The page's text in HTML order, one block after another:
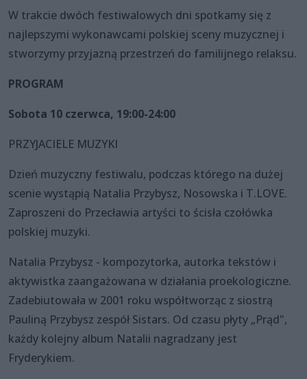
W trakcie dwóch festiwalowych dni spotkamy się z
najlepszymi wykonawcami polskiej sceny muzycznej i
stworzymy przyjazną przestrzeń do familijnego relaksu.
PROGRAM
Sobota 10 czerwca, 19:00-24:00
PRZYJACIELE MUZYKI
Dzień muzyczny festiwalu, podczas którego na dużej
scenie wystąpią Natalia Przybysz, Nosowska i T.LOVE.
Zaproszeni do Przecławia artyści to ścisła czołówka
polskiej muzyki.
Natalia Przybysz - kompozytorka, autorka tekstów i
aktywistka zaangażowana w działania proekologiczne.
Zadebiutowała w 2001 roku współtworząc z siostrą
Pauliną Przybysz zespół Sistars. Od czasu płyty „Prąd",
każdy kolejny album Natalii nagradzany jest
Fryderykiem.